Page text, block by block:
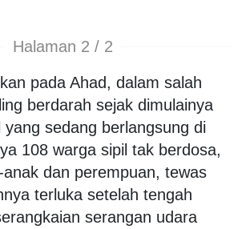
Halaman 2 / 2
pada Ahad, dalam salah
berdarah sejak dimulainya
sedang berlangsung di
108 warga sipil tak berdosa,
dan perempuan, tewas
terluka setelah tengah
serangan udara